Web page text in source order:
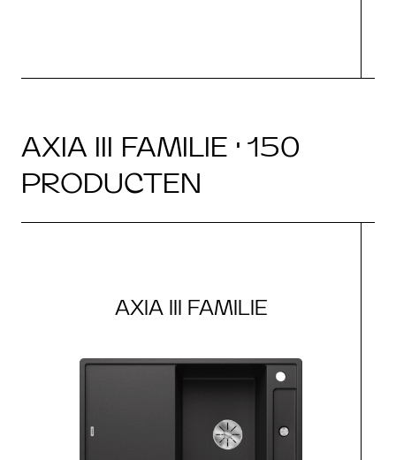
AXIA III FAMILIE · 150
PRODUCTEN
AXIA III FAMILIE